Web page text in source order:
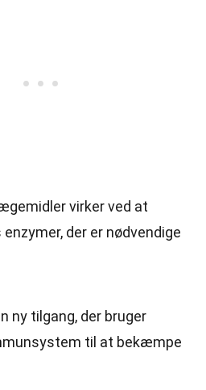
virker ved at
der er nødvendige
ny tilgang, der bruger
til at bekæmpe